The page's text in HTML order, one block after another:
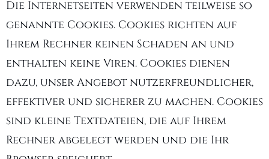
Die Internetseiten verwenden teilweise so
genannte Cookies. Cookies richten auf
Ihrem Rechner keinen Schaden an und
enthalten keine Viren. Cookies dienen
dazu, unser Angebot nutzerfreundlicher,
effektiver und sicherer zu machen. Cookies
sind kleine Textdateien, die auf Ihrem
Rechner abgelegt werden und die Ihr